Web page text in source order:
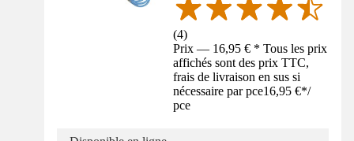
(4)
Prix — 16,95 € * Tous les prix
affichés sont des prix TTC,
frais de livraison en sus si
nécessaire par pce16,95 €*/
pce